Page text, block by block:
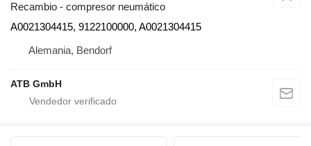
Recambio - compresor neumático
A0021304415, 9122100000, A0021304415
Alemania, Bendorf
ATB GmbH